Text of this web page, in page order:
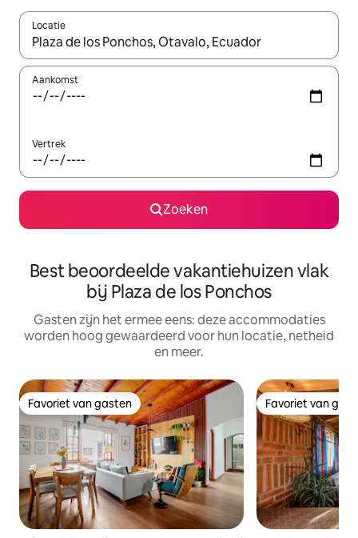
Locatie
Wanneer er suggesties beschikbaar zijn, maak je een keuze
Aankomst
Vertrek
Zoeken
Best beoordeelde vakantiehuizen vlak
bij Plaza de los Ponchos
Gasten zijn het ermee eens: deze accommodaties
worden hoog gewaardeerd voor hun locatie, netheid
en meer.
Favoriet van gasten
Favoriet van gasten Favoriet van
Favoriet van